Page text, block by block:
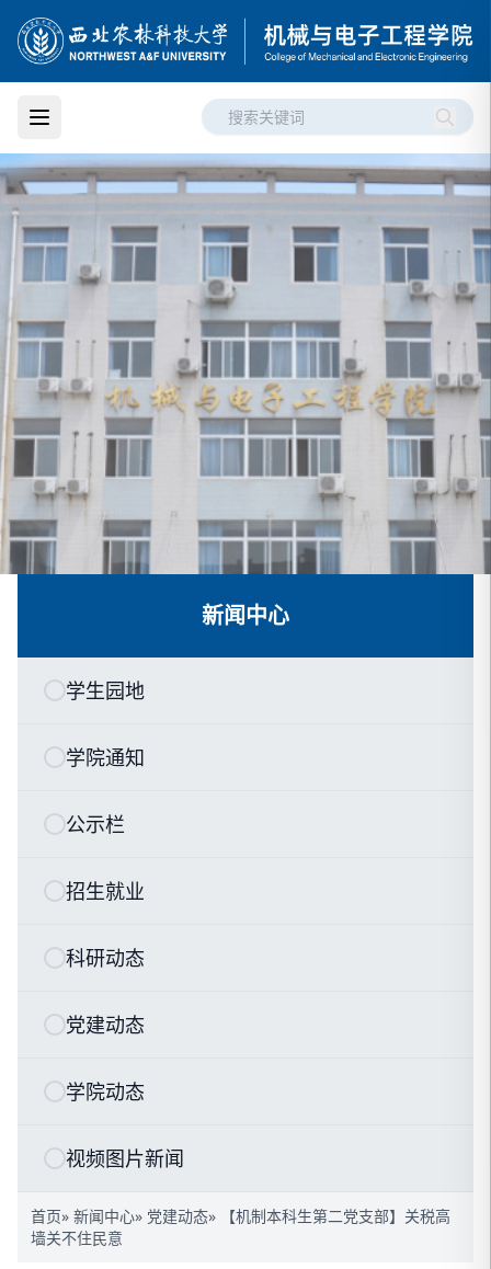
新闻中心
学生园地
学院通知
公示栏
招生就业
科研动态
党建动态
学院动态
视频图片新闻
首页» 新闻中心» 党建动态» 【机制本科生第二党支部】关税高
墙关不住民意